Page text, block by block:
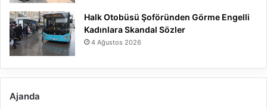
Halk Otobüsü Şoföründen Görme Engelli
Kadınlara Skandal Sözler
4 Ağustos 2026
Ajanda